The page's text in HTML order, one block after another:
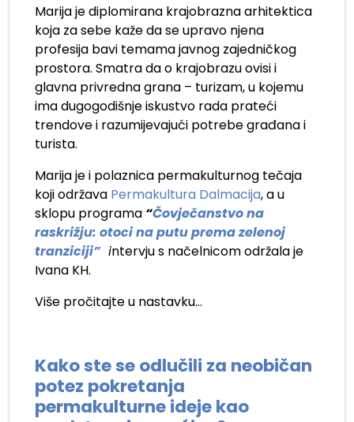
Marija je diplomirana krajobrazna arhitektica
koja za sebe kaže da se upravo njena
profesija bavi temama javnog zajedničkog
prostora. Smatra da o krajobrazu ovisi i
glavna privredna grana – turizam, u kojemu
ima dugogodišnje iskustvo rada prateći
trendove i razumijevajući potrebe građana i
turista.
Marija je i polaznica permakulturnog tečaja
koji održava Permakultura Dalmacija, a u
sklopu programa “Čovječanstvo na
raskrižju: otoci na putu prema zelenoj
tranziciji”intervju s načelnicom održala je
Ivana KH.
Više pročitajte u nastavku…
Kako ste se odlučili za neobičan
potez pokretanja
permakulturne ideje kao